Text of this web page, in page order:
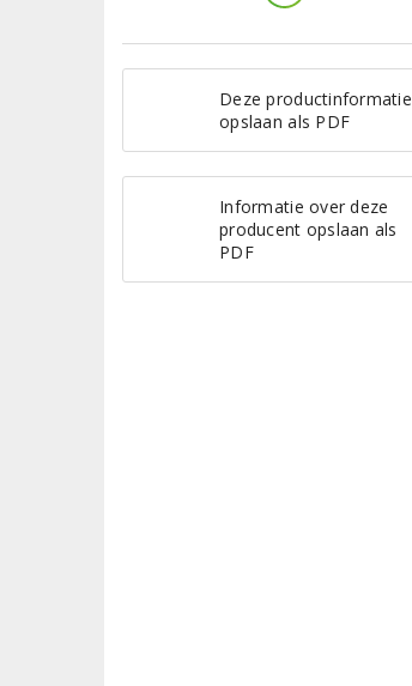
Deze productinformatie
opslaan als PDF
Informatie over deze
producent opslaan als
PDF